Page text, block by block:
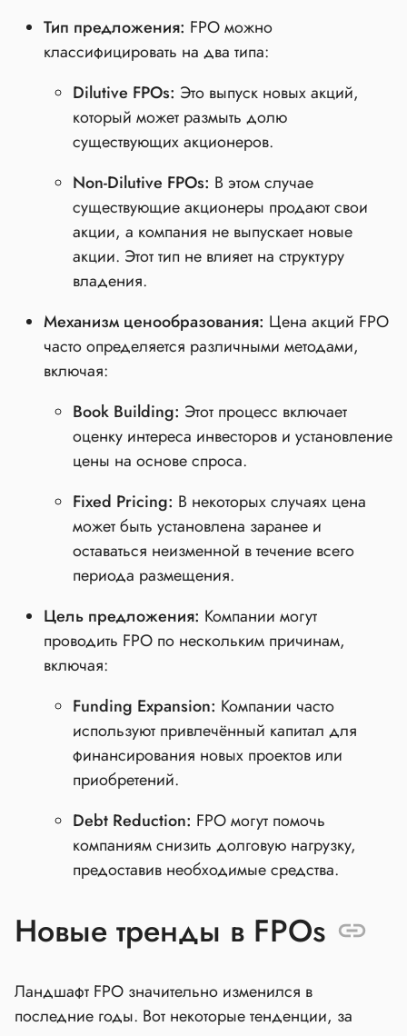
Тип предложения: FPO можно
классифицировать на два типа:
Dilutive FPOs: Это выпуск новых акций,
который может размыть долю
существующих акционеров.
Non-Dilutive FPOs: В этом случае
существующие акционеры продают свои
акции, а компания не выпускает новые
акции. Этот тип не влияет на структуру
владения.
Механизм ценообразования: Цена акций FPO
часто определяется различными методами,
включая:
Book Building: Этот процесс включает
оценку интереса инвесторов и установление
цены на основе спроса.
Fixed Pricing: В некоторых случаях цена
может быть установлена заранее и
оставаться неизменной в течение всего
периода размещения.
Цель предложения: Компании могут
проводить FPO по нескольким причинам,
включая:
Funding Expansion: Компании часто
используют привлечённый капитал для
финансирования новых проектов или
приобретений.
Debt Reduction: FPO могут помочь
компаниям снизить долговую нагрузку,
предоставив необходимые средства.
Новые тренды в FPOs
Ландшафт FPO значительно изменился в
последние годы. Вот некоторые тенденции, за